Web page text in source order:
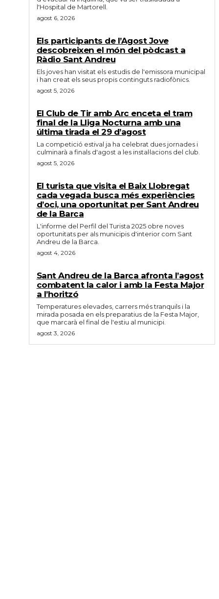
l'Hospital de Martorell.
agost 6, 2026
Els participants de l’Agost Jove
descobreixen el món del pòdcast a
Ràdio Sant Andreu
Els joves han visitat els estudis de l'emissora municipal
i han creat els seus propis continguts radiofònics.
agost 5, 2026
El Club de Tir amb Arc enceta el tram
final de la Lliga Nocturna amb una
última tirada el 29 d’agost
La competició estival ja ha celebrat dues jornades i
culminarà a finals d'agost a les instal·lacions del club.
agost 5, 2026
El turista que visita el Baix Llobregat
cada vegada busca més experiències
d’oci, una oportunitat per Sant Andreu
de la Barca
L'informe del Perfil del Turista 2025 obre noves
oportunitats per als municipis d'interior com Sant
Andreu de la Barca.
agost 4, 2026
Sant Andreu de la Barca afronta l’agost
combatent la calor i amb la Festa Major
a l’horitzó
Temperatures elevades, carrers més tranquils i la
mirada posada en els preparatius de la Festa Major,
que marcarà el final de l'estiu al municipi.
agost 3, 2026